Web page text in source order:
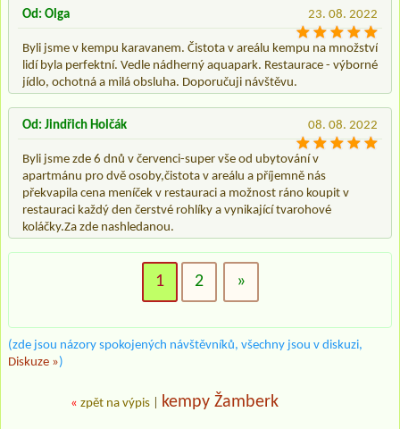
23. 08. 2022
Od: Olga
Byli jsme v kempu karavanem. Čistota v areálu kempu na množství
lidí byla perfektní. Vedle nádherný aquapark. Restaurace - výborné
jídlo, ochotná a milá obsluha. Doporučuji návštěvu.
08. 08. 2022
Od: Jindřich Holčák
Byli jsme zde 6 dnů v červenci-super vše od ubytování v
apartmánu pro dvě osoby,čistota v areálu a příjemně nás
překvapila cena meníček v restauraci a možnost ráno koupit v
restauraci každý den čerstvé rohlíky a vynikající tvarohové
koláčky.Za zde nashledanou.
1 2 »
(zde jsou názory spokojených návštěvníků, všechny jsou v diskuzi,
Diskuze »)
« zpět na výpis kempy Žamberk